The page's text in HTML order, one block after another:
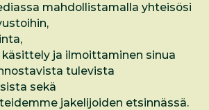
mahdollistamalla yhteisösi
ja ilmoittaminen sinua
tulevista
sekä
jakelijoiden etsinnässä.